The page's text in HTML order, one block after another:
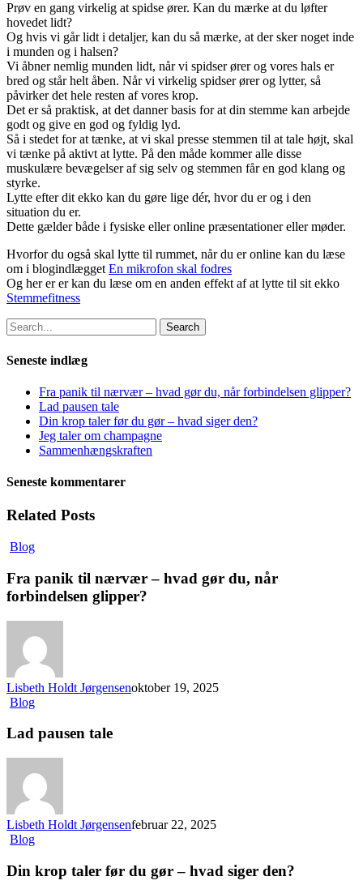
Prøv en gang virkelig at spidse ører. Kan du mærke at du løfter
hovedet lidt?
Og hvis vi går lidt i detaljer, kan du så mærke, at der sker noget inde
i munden og i halsen?
Vi åbner nemlig munden lidt, når vi spidser ører og vores hals er
bred og står helt åben. Når vi virkelig spidser ører og lytter, så
påvirker det hele resten af vores krop.
Det er så praktisk, at det danner basis for at din stemme kan arbejde
godt og give en god og fyldig lyd.
Så i stedet for at tænke, at vi skal presse stemmen til at tale højt, skal
vi tænke på aktivt at lytte. På den måde kommer alle disse
muskulære bevægelser af sig selv og stemmen får en god klang og
styrke.
Lytte efter dit ekko kan du gøre lige dér, hvor du er og i den
situation du er.
Dette gælder både i fysiske eller online præsentationer eller møder.
Hvorfor du også skal lytte til rummet, når du er online kan du læse
om i blogindlægget En mikrofon skal fodres
Og her er er kan du læse om en anden effekt af at lytte til sit ekko
Stemmefitness
Search
Seneste indlæg
Fra panik til nærvær – hvad gør du, når forbindelsen glipper?
Lad pausen tale
Din krop taler før du gør – hvad siger den?
Jeg taler om champagne
Sammenhængskraften
Seneste kommentarer
Related Posts
Blog
Fra panik til nærvær – hvad gør du, når
forbindelsen glipper?
Lisbeth Holdt Jørgensenoktober 19, 2025
Blog
Lad pausen tale
Lisbeth Holdt Jørgensenfebruar 22, 2025
Blog
Din krop taler før du gør – hvad siger den?